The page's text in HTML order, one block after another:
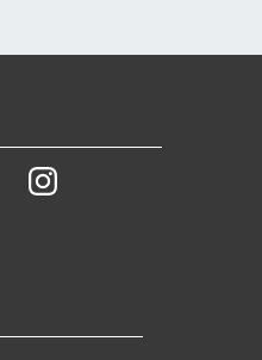
YoutubeInstagram